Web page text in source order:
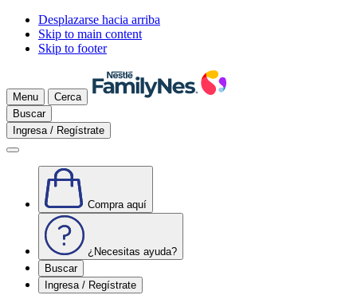
Desplazarse hacia arriba
Skip to main content
Skip to footer
Menu
Cerca
Buscar
Ingresa / Regístrate
Compra aquí
¿Necesitas ayuda?
Buscar
Ingresa / Regístrate